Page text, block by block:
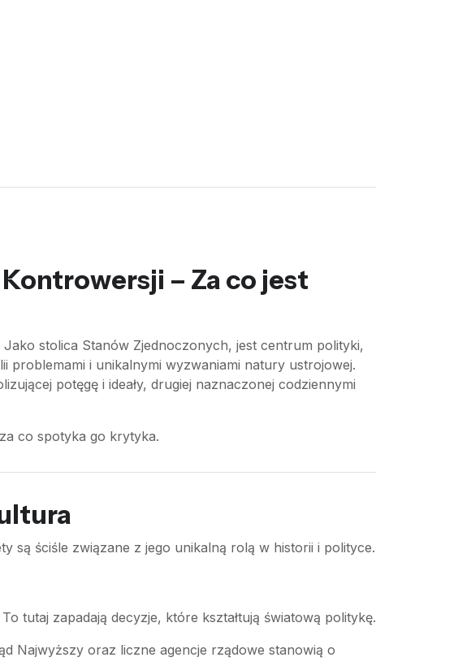
– Za co jest
stolica Stanów Zjednoczonych, jest centrum polityki,
problemami i unikalnymi wyzwaniami natury ustrojowej.
potęgę i ideały, drugiej naznaczonej codziennymi
co spotyka go krytyka.
są ściśle związane z jego unikalną rolą w historii i polityce.
tutaj zapadają decyzje, które kształtują światową politykę.
Najwyższy oraz liczne agencje rządowe stanowią o